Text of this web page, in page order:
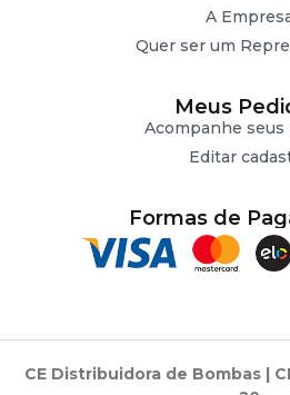
A
Quer ser um
Meus
Acompanhe seus
Editar
Formas de
CE Distribuidora de Bombas |